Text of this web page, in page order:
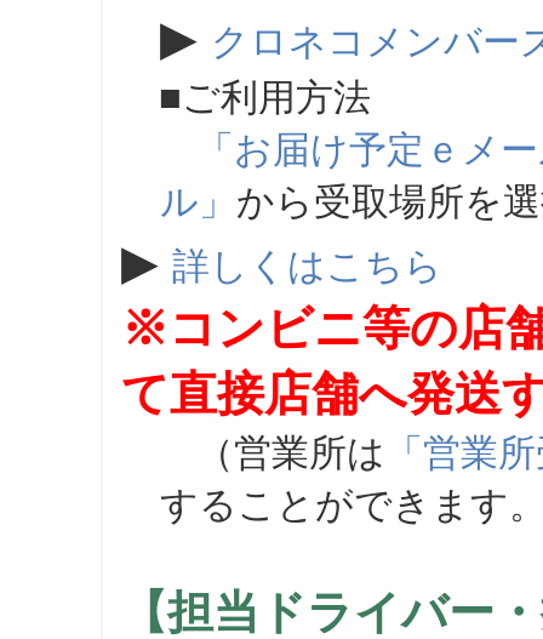
▶ クロネコメンバー
■ご利用方法
「お届け予定ｅメ
ル」 から受取場所を
▶ 詳しくはこちら
※コンビニ等の店
て直接店舗へ発送
（営業所は 「営業
することができます
【担当ドライバー